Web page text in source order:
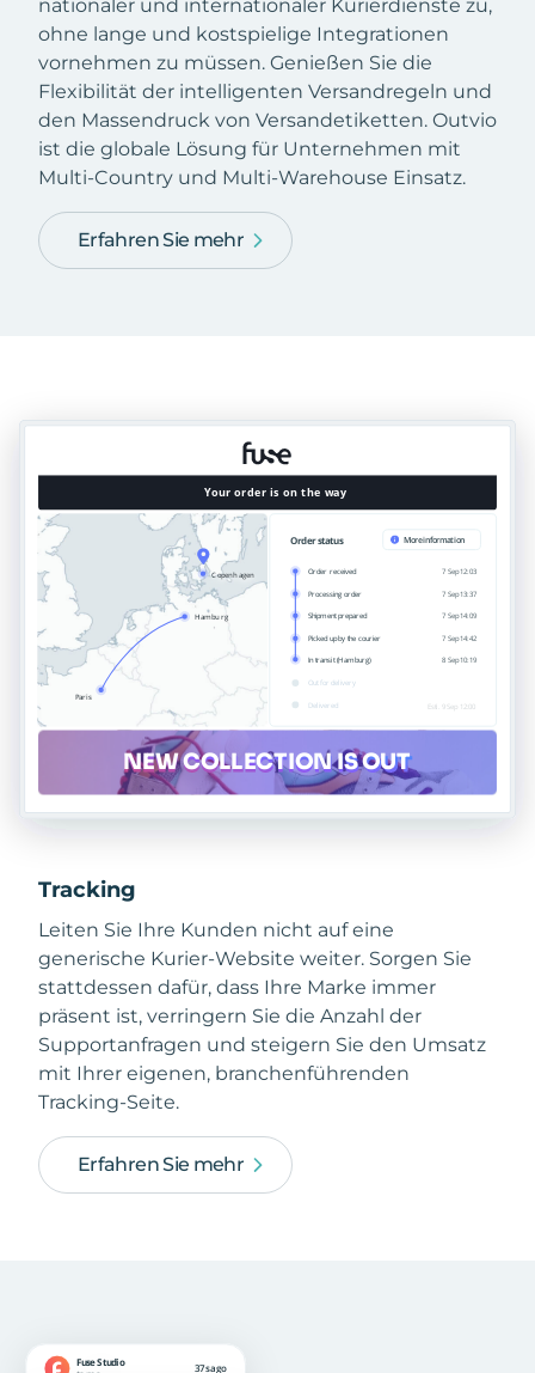
nationaler und internationaler Kurierdienste zu,
ohne lange und kostspielige Integrationen
vornehmen zu müssen. Genießen Sie die
Flexibilität der intelligenten Versandregeln und
den Massendruck von Versandetiketten. Outvio
ist die globale Lösung für Unternehmen mit
Multi-Country und Multi-Warehouse Einsatz.
Erfahren Sie mehr
Tracking
Leiten Sie Ihre Kunden nicht auf eine
generische Kurier-Website weiter. Sorgen Sie
stattdessen dafür, dass Ihre Marke immer
präsent ist, verringern Sie die Anzahl der
Supportanfragen und steigern Sie den Umsatz
mit Ihrer eigenen, branchenführenden
Tracking-Seite.
Erfahren Sie mehr